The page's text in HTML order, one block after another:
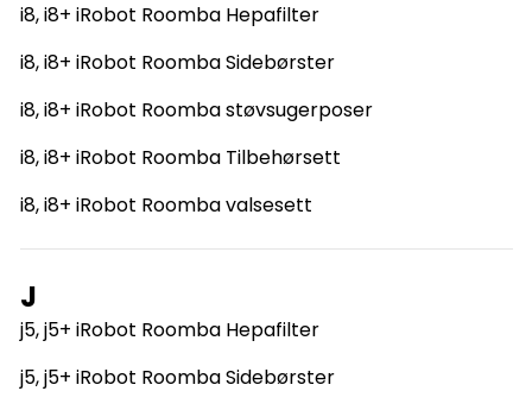
i8, i8+ iRobot Roomba Hepafilter
i8, i8+ iRobot Roomba Sidebørster
i8, i8+ iRobot Roomba støvsugerposer
i8, i8+ iRobot Roomba Tilbehørsett
i8, i8+ iRobot Roomba valsesett
J
j5, j5+ iRobot Roomba Hepafilter
j5, j5+ iRobot Roomba Sidebørster